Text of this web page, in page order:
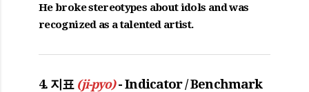
He broke stereotypes about idols and was
recognized as a talented artist.
4. 지표 (ji-pyo)- Indicator / Benchmark